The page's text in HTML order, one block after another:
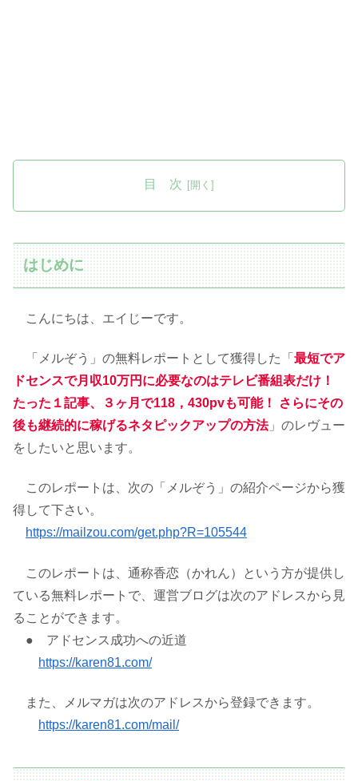
目 次
はじめに
こんにちは、エイじーです。
「メルぞう」の無料レポートとして獲得した「 最短でア
ドセンスで月収10万円に必要なのはテレビ番組表だけ！
たった１記事、３ヶ月で118，430pvも可能！ さらにその
後も継続的に稼げるネタピックアップの方法」のレヴュー
をしたいと思います。
このレポートは、次の「メルぞう」の紹介ページから獲
得して下さい。
https://mailzou.com/get.php?R=105544
このレポートは、通称香恋（かれん）という方が提供し
ている無料レポートで、運営ブログは次のアドレスから見
ることができます。
● アドセンス成功への近道
https://karen81.com/
また、メルマガは次のアドレスから登録できます。
https://karen81.com/mail/